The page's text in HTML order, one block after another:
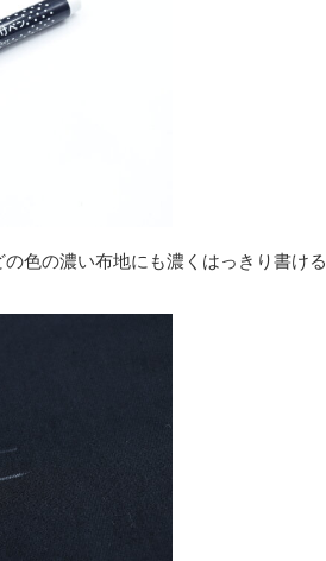
色の濃い布地にも濃くはっきり書ける